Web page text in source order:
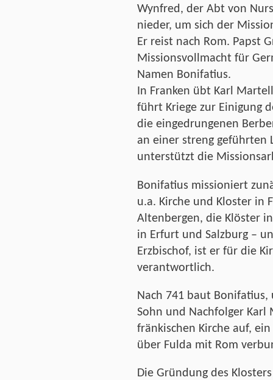
Wynfred, der Abt von
nieder, um sich der
Er reist nach Rom. Papst
Missionsvollmacht für
Namen Bonifatius.
In Franken übt Karl
führt Kriege zur Einigung
die eingedrungenen
an einer streng geführten
unterstützt die
Bonifatius missioniert
u.a. Kirche und Kloster in
Altenbergen, die Klöster
in Erfurt und Salzburg –
Erzbischof, ist er für die
verantwortlich.
Nach 741 baut
Sohn und Nachfolger
fränkischen Kirche auf,
über Fulda mit Rom
Die Gründung des